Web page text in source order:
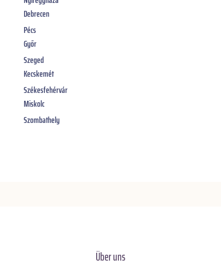
Debrecen
Pécs
Győr
Szeged
Kecskemét
Székesfehérvár
Miskolc
Szombathely
Über uns